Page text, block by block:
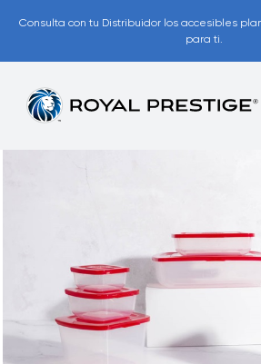
Consulta con tu Distribuidor los accesibles
para ti.